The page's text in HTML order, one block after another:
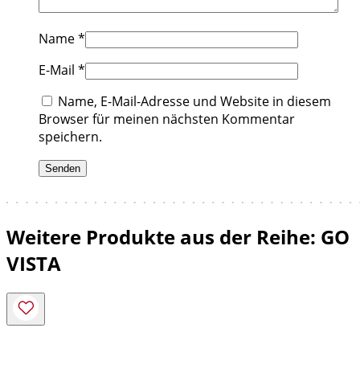
Name*
E-Mail *
Name, E-Mail-Adresse und Website in diesem
Browser für meinen nächsten Kommentar
speichern.
Weitere Produkte aus der Reihe: GO
VISTA